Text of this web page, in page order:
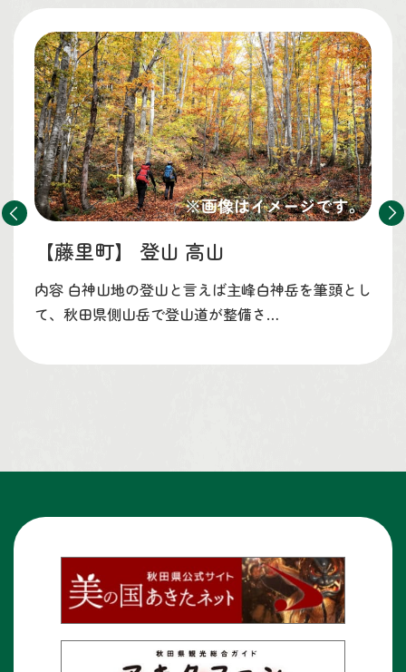
【藤里町】 登山 高山
内容 白神山地の登山と言えば主峰白神岳を筆頭とし
て、秋田県側山岳で登山道が整備さ…